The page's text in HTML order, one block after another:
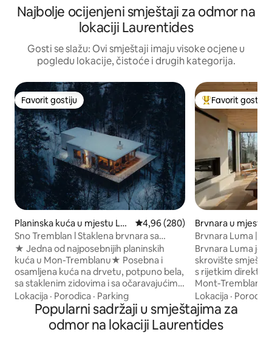
Najbolje ocijenjeni smještaji za odmor na
lokaciji Laurentides
Gosti se slažu: Ovi smještaji imaju visoke ocjene u
pogledu lokacije, čistoće i drugih kategorija.
Favorit gostiju
Favorit gostiju
Planinska kuća u mjestu La
Conception
prosječna ocjena 4,96 od 5,
4,96 (280)
Sno Tremblan l Staklena brvnara sa
arhitektonskim detaljima, spa centrom i
pogledom #1
★ Jedna od najposebnijih planinskih
kuća u Mon-Tremblanu★ Posebna i
osamljena kuća na drvetu, potpuno bela,
sa staklenim zidovima i sa očaravajućim
pogledom na planine Mon-Tremblana!
Brvnara je veličanstveno zastakljen
arhitektonski prostor koji kombinuje
prirodnu jednostavnost i savremeni
Lokacija · Porodica · Parking
Glavni favorit
Favorit gostiju
Brvnara u mjestu
tides Regional
ipality
Brvnara Luma |
planine | Tremblan
Brvnara Luma je
skrovište
s rijetkim
Mont-Tremblanta
se protežu u
kako bi se
brvnara nudi
zaista možete da
Lokacija · Porodica
Popularni sadržaji u smještajima za
odmor na lokaciji Laurentides